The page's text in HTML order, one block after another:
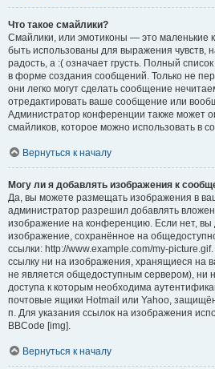
Что такое смайлики?
Смайлики, или эмотиконы — это маленькие
быть использованы для выражения чувств,
радость, а :( означает грусть. Полный
в форме создания сообщений. Только не
они легко могут сделать сообщение
отредактировать ваше сообщение или
Администратор конференции также может
смайликов, которое можно использовать в
Вернуться к началу
Могу ли я добавлять изображения к
Да, вы можете размещать изображения в
администратор разрешил добавлять
изображение на конференцию. Если нет, вы
изображение, сохранённое на
ссылки: http://www.example.com/my-
ссылку ни на изображения, хранящиеся на
не является общедоступным сервером), ни
доступа к которым необходима
почтовые ящики Hotmail или Yahoo,
п. Для указания ссылок на изображения
BBCode [img].
Вернуться к началу